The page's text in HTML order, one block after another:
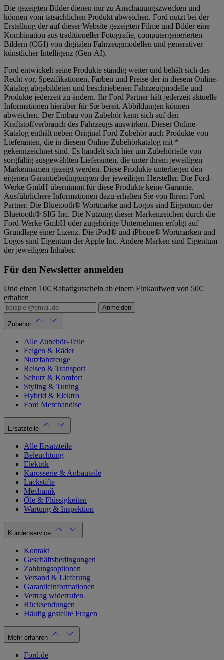
Die gezeigten Bilder dienen nur zu Anschauungszwecken und
können vom tatsächlichen Produkt abweichen. Ford nutzt bei der
Erstellung der auf dieser Website gezeigten Filme und Bilder eine
Kombination aus traditioneller Fotografie, computergenerierten
Bildern (CGI) von digitalen Fahrzeugmodellen und generativer
künstlicher Intelligenz (Gen-AI).
Ford entwickelt seine Produkte ständig weiter und behält sich das
Recht vor, Spezifikationen, Farben und Preise der in diesem Online-
Katalog abgebildeten und beschriebenen Fahrzeugmodelle und
Produkte jederzeit zu ändern. Ihr Ford Partner hält jederzeit aktuelle
Informationen hierüber für Sie bereit. Abbildungen können
abweichen. Der Einbau von Zubehör kann sich auf den
Kraftstoffverbrauch des Fahrzeugs auswirken. Dieser Online-
Katalog enthält neben Original Ford Zubehör auch Produkte von
Lieferanten, die in diesem Online Zubehörkatalog mit *
gekennzeichnet sind. Es handelt sich hier um Zubehörteile von
sorgfältig ausgewählten Lieferanten, die unter ihrem jeweiligen
Markennamen gezeigt werden. Diese Produkte unterliegen den
eigenen Garantiebedingungen der jeweiligen Hersteller. Die Ford-
Werke GmbH übernimmt für diese Produkte keine Garantie.
Ausführlichere Informationen dazu erhalten Sie von Ihrem Ford
Partner. Die Bluetooth® Wortmarke und Logos sind Eigentum der
Bluetooth® SIG Inc. Die Nutzung dieser Markenzeichen durch die
Ford-Werke GmbH oder zugehörige Unternehmen erfolgt auf
Grundlage einer Lizenz. Die iPod® und iPhone® Wortmarken und
Logos sind Eigentum der Apple Inc. Andere Marken sind Eigentum
der jeweiligen Inhaber.
Für den Newsletter anmelden
Und einen 10€ Rabattgutschein ab einem Einkaufwert von 50€
erhalten
Anmelden
Zubehör
Alle Zubehör-Teile
Felgen & Räder
Nutzfahrzeuge
Reisen & Transport
Schutz & Komfort
Styling & Tuning
Hybrid & Elektro
Ford Merchandise
Ersatzteile
Alle Ersatzteile
Beleuchtung
Elektrik
Karosserie & Anbauteile
Lackstifte
Mechanik
Öle & Flüssigkeiten
Wartung & Inspektion
Kundenservice
Kontakt
Geschäftsbedingungen
Zahlungsoptionen
Versand & Lieferung
Garantieinformationen
Vertrag widerrufen
Rücksendungen
Häufig gestellte Fragen
Mehr erfahren
Ford.de